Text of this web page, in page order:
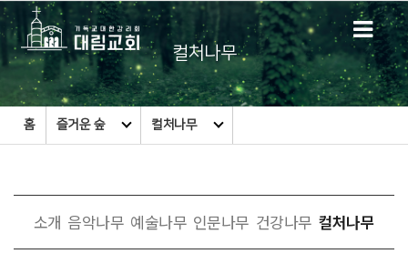
컬처나무
홈 즐거운 숲 컬처나무
소개 음악나무 예술나무 인문나무 건강나무 컬처나무